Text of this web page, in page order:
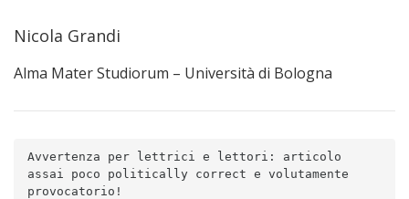
Nicola Grandi
Alma Mater Studiorum – Università di Bologna
Avvertenza per lettrici e lettori: articolo
assai poco politically correct e volutamente
provocatorio!